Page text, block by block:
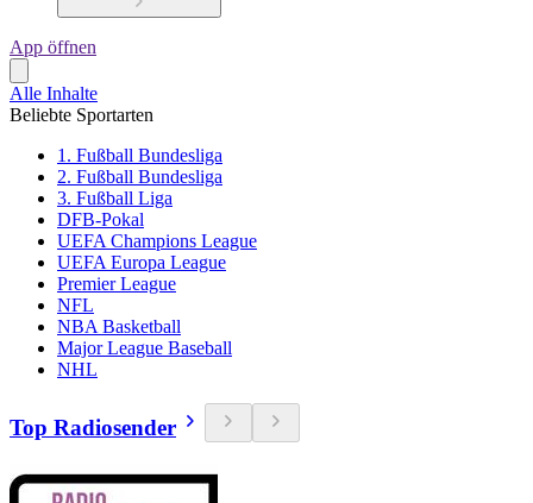
App öffnen
Alle Inhalte
Beliebte Sportarten
1. Fußball Bundesliga
2. Fußball Bundesliga
3. Fußball Liga
DFB-Pokal
UEFA Champions League
UEFA Europa League
Premier League
NFL
NBA Basketball
Major League Baseball
NHL
Top Radiosender